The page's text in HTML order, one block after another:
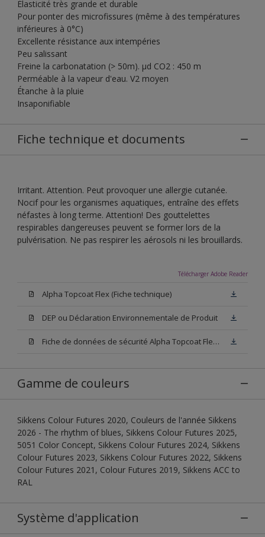
Élasticité très grande et durable
Pour ponter des microfissures (même à des températures
inférieures à 0°C)
Excellente résistance aux intempéries
Peu salissant
Freine la carbonatation (> 50m). µd CO2 : 450 m
Perméable à la vapeur d'eau. V2 moyen
Étanche à la pluie
Insaponifiable
Fiche technique et documents
Irritant. Attention. Peut provoquer une allergie cutanée.
Nocif pour les organismes aquatiques, entraîne des effets
néfastes à long terme. Attention! Des gouttelettes
respirables dangereuses peuvent se former lors de la
pulvérisation. Ne pas respirer les aérosols ni les brouillards.
Télécharger Adobe Reader
Alpha Topcoat Flex (Fiche technique)
DEP ou Déclaration Environnementale de Produit
Fiche de données de sécurité Alpha Topcoat Flex W05 (SDS)
Gamme de couleurs
Sikkens Colour Futures 2020, Couleurs de l'année Sikkens
2026 - The rhythm of blues, Sikkens Colour Futures 2025,
5051 Color Concept, Sikkens Colour Futures 2024, Sikkens
Colour Futures 2023, Sikkens Colour Futures 2022, Sikkens
Colour Futures 2021, Colour Futures 2019, Sikkens ACC to
RAL
Système d'application